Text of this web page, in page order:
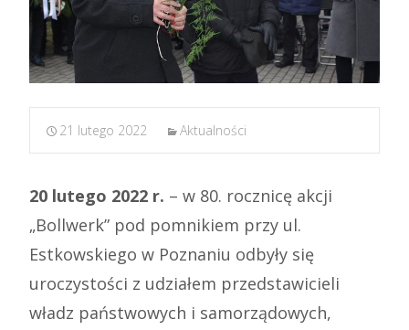
21 lutego 2022 Aktualności
20 lutego 2022 r. – w 80. rocznicę akcji
„Bollwerk” pod pomnikiem przy ul.
Estkowskiego w Poznaniu odbyły się
uroczystości z udziałem przedstawicieli
władz państwowych i samorządowych,